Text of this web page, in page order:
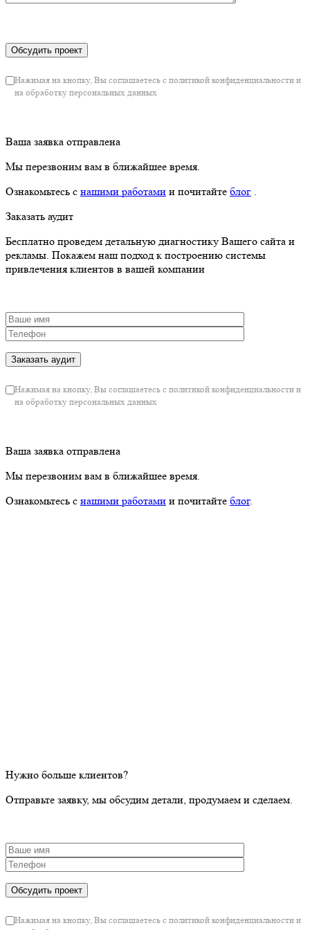
Нажимая на кнопку, Вы соглашаетесь с политикой конфиденциальности и
на обработку персональных данных
Ваша заявка отправлена
Мы перезвоним вам в ближайшее время.
Ознакомьтесь с нашими работами и почитайте блог .
Заказать аудит
Бесплатно проведем детальную диагностику Вашего сайта и
рекламы. Покажем наш подход к построению системы
привлечения клиентов в вашей компании
Нажимая на кнопку, Вы соглашаетесь с политикой конфиденциальности и
на обработку персональных данных
Ваша заявка отправлена
Мы перезвоним вам в ближайшее время.
Ознакомьтесь с нашими работами и почитайте блог.
Нужно больше клиентов?
Отправьте заявку, мы обсудим детали, продумаем и сделаем.
Нажимая на кнопку, Вы соглашаетесь с политикой конфиденциальности и